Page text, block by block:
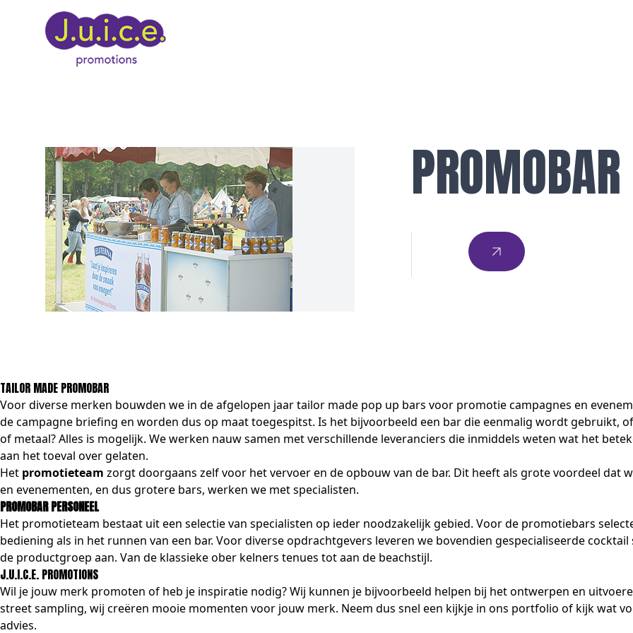
PROMOBAR
TAILOR MADE PROMOBAR
Voor diverse merken bouwden we in de afgelopen jaar tailor made pop up bars voor promotie campagnes en
de campagne briefing en worden dus op maat toegespitst. Is het bijvoorbeeld een bar die eenmalig wordt gebruikt,
of metaal? Alles is mogelijk. We werken nauw samen met verschillende leveranciers die inmiddels weten wat het
aan het toeval over gelaten.
Het promotieteam zorgt doorgaans zelf voor het vervoer en de opbouw van de bar. Dit heeft als grote voordeel dat
en evenementen, en dus grotere bars, werken we met specialisten.
PROMOBAR PERSONEEL
Het promotieteam bestaat uit een selectie van specialisten op ieder noodzakelijk gebied. Voor de promotiebars
bediening als in het runnen van een bar. Voor diverse opdrachtgevers leveren we bovendien gespecialiseerde
de productgroep aan. Van de klassieke ober kelners tenues tot aan de beachstijl.
J.U.I.C.E. PROMOTIONS
Wil je jouw merk promoten of heb je inspiratie nodig? Wij kunnen je bijvoorbeeld helpen bij het ontwerpen en
street sampling, wij creëren mooie momenten voor jouw merk. Neem dus snel een kijkje in ons portfolio of kijk wat
advies.